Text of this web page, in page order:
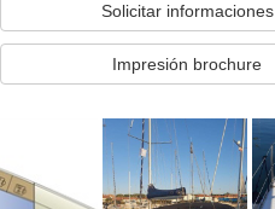
Solicitar informaciones
Impresión brochure